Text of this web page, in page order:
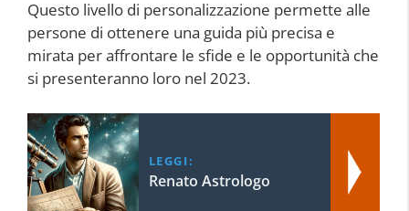
Questo livello di personalizzazione permette alle
persone di ottenere una guida più precisa e
mirata per affrontare le sfide e le opportunità che
si presenteranno loro nel 2023.
LEGGI:
Renato Astrologo